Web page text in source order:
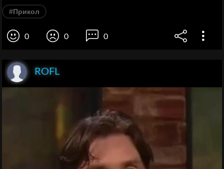
#Прикол
0 0 0
ROFL